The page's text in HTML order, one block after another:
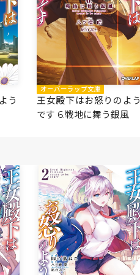
う
オーバーラップ文庫
王女殿下はお怒りのよう
です 6.戦地に舞う銀風